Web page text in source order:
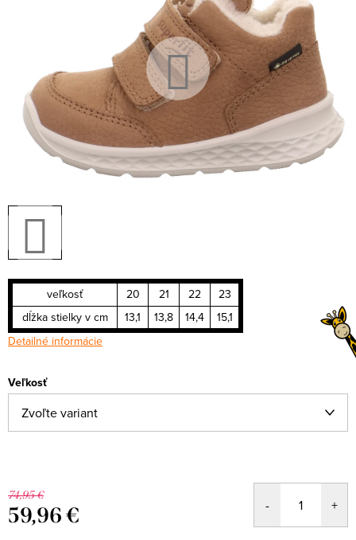
veľkosť 20 21 22
23
dĺžka stielky v cm
13,1 13,8 14,4
15,1
Detailné informácie
Veľkosť
74,95 €
59,96 €